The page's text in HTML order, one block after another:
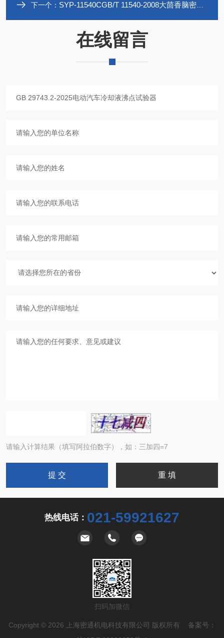
下一个： SYP-11540CGB/T 11540-2008大茴香脑密度计
在线留言
请输入计算结果（填写阿拉伯数字），如：三加四=7
热线电话： 021-59921627
扫码加微信
Copyright © 2026 上海密通机电科技有限公司 版权所有 备案号：